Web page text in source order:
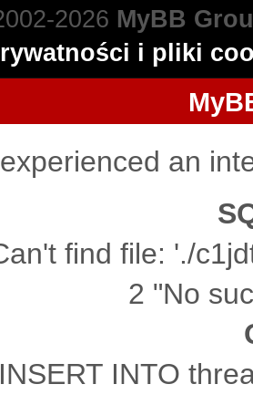
2026 MyBB
i pliki
an
find file: './
2 "No
INSERT INTO